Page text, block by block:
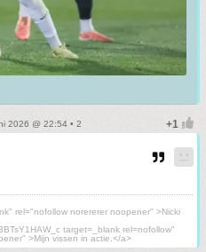
2026 @ 22:54 • 2
rel="nofollow norererer noopener" >Nicki
target=_blank rel=nofollow"
>Mijn vissen in actie.</a>